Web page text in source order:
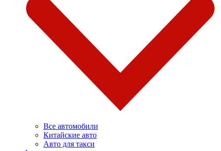
Все автомобили
Китайские авто
Авто для такси